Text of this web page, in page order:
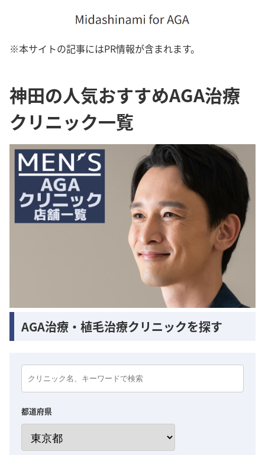
※本サイトの記事にはPR情報が含まれます。
神田の人気おすすめAGA治療
クリニック一覧
AGA治療・植毛治療クリニックを探す
都道府県